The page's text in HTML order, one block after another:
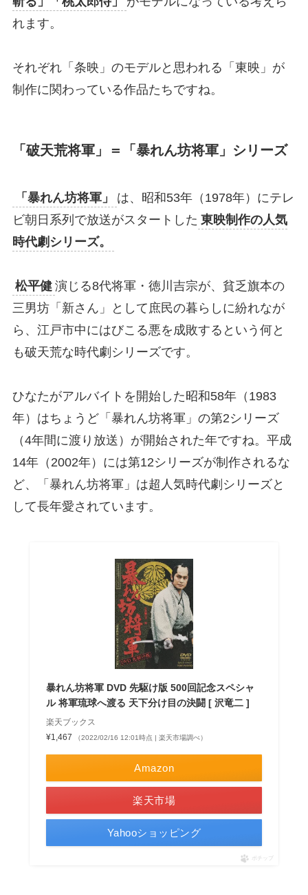
れます。
それぞれ「条映」のモデルと思われる「東映」が
制作に関わっている作品たちですね。
「破天荒将軍」＝「暴れん坊将軍」シリーズ
「暴れん坊将軍」
は、昭和53年（1978年）にテレ
ビ朝日系列で放送がスタートした 東映制作の人気
時代劇シリーズ。
松平健 演じる8代将軍・徳川吉宗が、貧乏旗本の
三男坊「新さん」として庶民の暮らしに紛れなが
ら、江戸市中にはびこる悪を成敗するという何と
も破天荒な時代劇シリーズです。
ひなたがアルバイトを開始した昭和58年（1983
年）はちょうど「暴れん坊将軍」の第2シリーズ
（4年間に渡り放送）が開始された年ですね。平成
14年（2002年）には第12シリーズが制作されるな
ど、「暴れん坊将軍」は超人気時代劇シリーズと
して長年愛されています。
暴れん坊将軍 DVD 先駆け版 500回記念スペシャ
ル 将軍琉球へ渡る 天下分け目の決闘 [ 沢竜二 ]
楽天ブックス
¥1,467
（2022/02/16 12:01時点 | 楽天市場調べ）
Amazon
楽天市場
Yahooショッピング
ポチップ